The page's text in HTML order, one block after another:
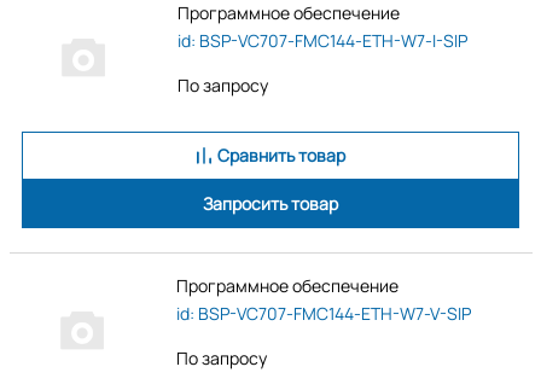
Программное обеспечение
id: BSP-VC707-FMC144-ETH-W7-I-SIP
По запросу
Сравнить товар
Запросить товар
Программное обеспечение
id: BSP-VC707-FMC144-ETH-W7-V-SIP
По запросу